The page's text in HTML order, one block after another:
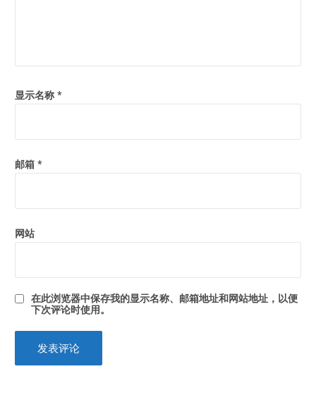
显示名称 *
邮箱 *
网站
在此浏览器中保存我的显示名称、邮箱地址和网站地址，以便
下次评论时使用。